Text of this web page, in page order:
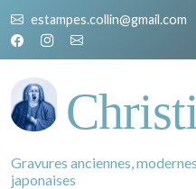
estampes.collin@gmail.com
Gravures anciennes,
japonaises